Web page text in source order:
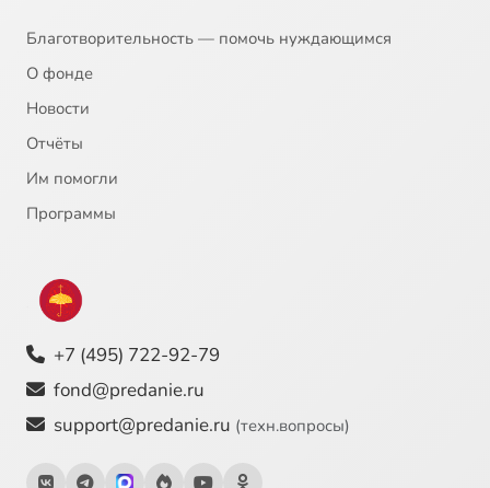
Благотворительность — помочь нуждающимся
О фонде
Новости
Отчёты
Им помогли
Программы
+7 (495) 722-92-79
fond@predanie.ru
support@predanie.ru (техн.вопросы)